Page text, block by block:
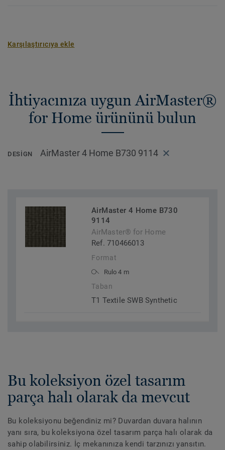
Karşılaştırıcıya ekle
İhtiyacınıza uygun AirMaster®
for Home ürününü bulun
DESIGN AirMaster 4 Home B730 9114
AirMaster 4 Home B730
9114
AirMaster® for Home
Ref. 710466013
Format
Rulo 4 m
Taban
T1 Textile SWB Synthetic
Bu koleksiyon özel tasarım
parça halı olarak da mevcut
Bu koleksiyonu beğendiniz mi? Duvardan duvara halının
yanı sıra, bu koleksiyona özel tasarım parça halı olarak da
sahip olabilirsiniz. İç mekanınıza kendi tarzınızı yansıtın.